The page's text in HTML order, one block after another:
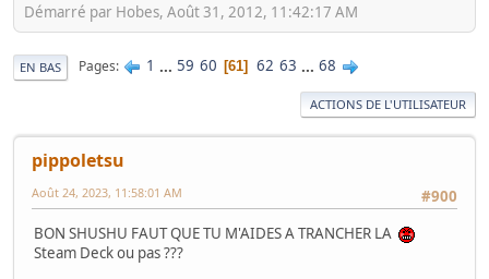
Démarré par Hobes, Août 31, 2012, 11:42:17 AM
EN BAS Pages 1 ... 59 60 61 62 63 ... 68
ACTIONS DE L'UTILISATEUR
pippoletsu
#900
Août 24, 2023, 11:58:01 AM
BON SHUSHU FAUT QUE TU M'AIDES A TRANCHER LA
Steam Deck ou pas ???